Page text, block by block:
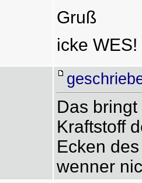
Gruß
icke WES!
Das
Kraftstoff
Ecken
wenner